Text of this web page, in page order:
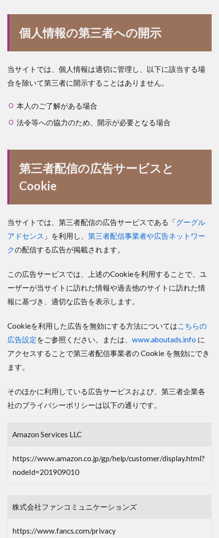
個人情報の第三者への開示
当サイトでは、個人情報は適切に管理し、以下に該当する場
合を除いて第三者に開示することはありません。
本人のご了解がある場合
法令等への協力のため、開示が必要となる場合
第三者配信の広告サービスと
Cookie
当サイトでは、第三者配信の広告サービスである「グーグル
アドセンス 」を利用し、 第三者配信事業者や広告ネットワー
クの配信する広告が掲載されます。
この広告サービスでは、上述のCookieを利用することで、ユ
ーザーが当サイトに訪れた情報や過去他のサイトに訪れた情
報に基づき、適切な広告を表示します。
Cookieを利用した広告を無効にする方法については こちらの
広告設定をご参照ください。または、 www.aboutads.info に
アクセスすることで第三者配信事業者の Cookie を無効にでき
ます。
そのほかに利用している広告サービスおよび、第三者企業各
社のプライバシーポリシーは以下の通りです。
Amazon Services LLC
https://www.amazon.co.jp/gp/help/customer/display.html?
nodeId=201909010
株式会社ファンコミュニケーションズ
https://www.fancs.com/privacy